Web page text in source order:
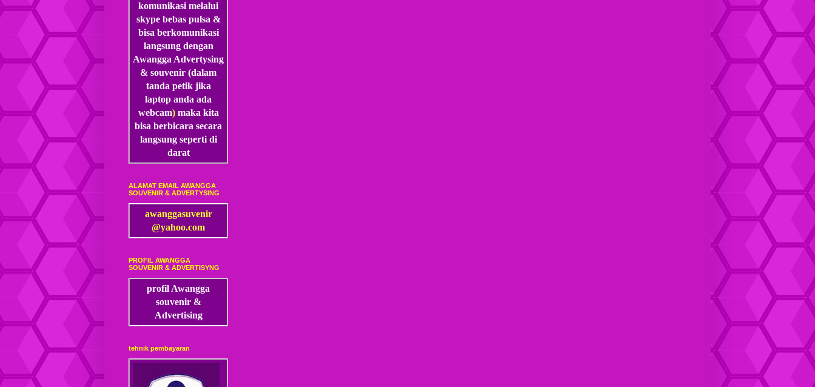
komunikasi melalui
skype bebas pulsa &
bisa berkomunikasi
langsung dengan
Awangga Advertysing
& souvenir (dalam
tanda petik jika
laptop anda ada
webcam) maka kita
bisa berbicara secara
langsung seperti di
darat
ALAMAT EMAIL AWANGGA
SOUVENIR & ADVERTYSING
awanggasuvenir
@yahoo.com
PROFIL AWANGGA
SOUVENIR & ADVERTISYNG
profil Awangga
souvenir &
Advertising
tehnik pembayaran